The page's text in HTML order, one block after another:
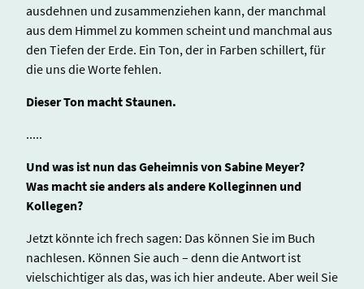
ausdehnen und zusammenziehen kann, der manchmal
aus dem Himmel zu kommen scheint und manchmal aus
den Tiefen der Erde. Ein Ton, der in Farben schillert, für
die uns die Worte fehlen.
Dieser Ton macht Staunen.
.....
Und was ist nun das Geheimnis von Sabine Meyer?
Was macht sie anders als andere Kolleginnen und
Kollegen?
Jetzt könnte ich frech sagen: Das können Sie im Buch
nachlesen. Können Sie auch – denn die Antwort ist
vielschichtiger als das, was ich hier andeute. Aber weil Sie